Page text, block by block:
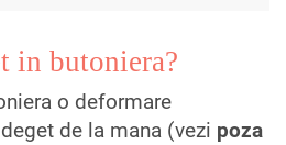
in butoniera?
o deformare
de la mana (vezi poza